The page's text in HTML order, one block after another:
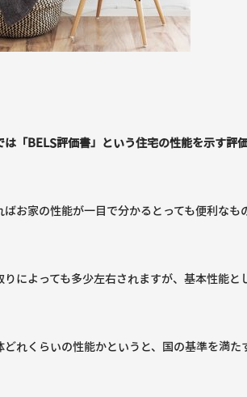
は「BELS評価書」という住宅の性能を示す評
ばお家の性能が一目で分かるとっても便利なも
りによっても多少左右されますが、基本性能
どれくらいの性能かというと、国の基準を満た